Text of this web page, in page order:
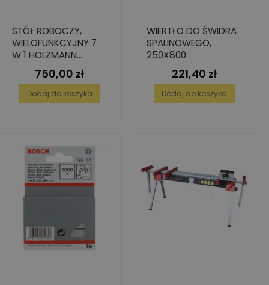
STÓŁ ROBOCZY,
WIELOFUNKCYJNY 7
W 1 HOLZMANN
MF7IN1Cena
750,00 zł
Dodaj do koszyka
WIERTŁO DO ŚWIDRA
SPALINOWEGO,
250X800
Cena
221,40 zł
Dodaj do koszyka